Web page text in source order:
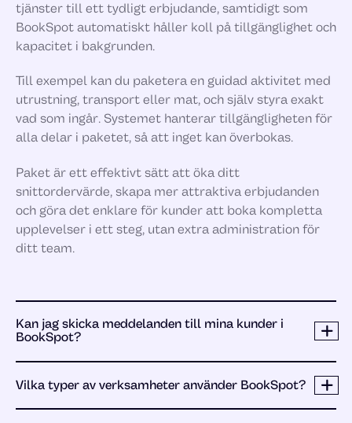
tjänster till ett tydligt erbjudande, samtidigt som
BookSpot automatiskt håller koll på tillgänglighet och
kapacitet i bakgrunden.
Till exempel kan du paketera en guidad aktivitet med
utrustning, transport eller mat, och själv styra exakt
vad som ingår. Systemet hanterar tillgängligheten för
alla delar i paketet, så att inget kan överbokas.
Paket är ett effektivt sätt att öka ditt
snittordervärde, skapa mer attraktiva erbjudanden
och göra det enklare för kunder att boka kompletta
upplevelser i ett steg, utan extra administration för
ditt team.
Kan jag skicka meddelanden till mina kunder i
BookSpot?
Vilka typer av verksamheter använder BookSpot?